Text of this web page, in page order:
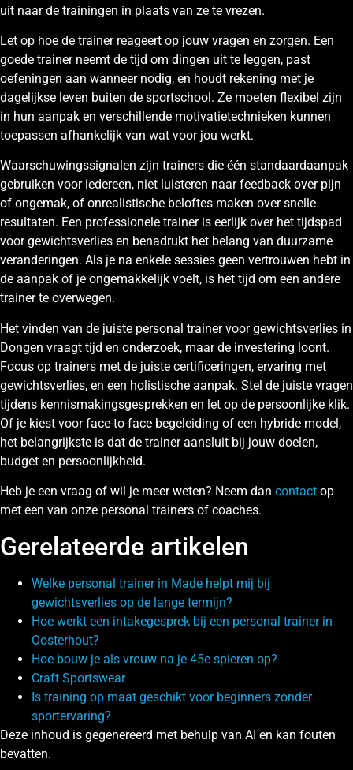
uit naar de trainingen in plaats van ze te vrezen.
Let op hoe de trainer reageert op jouw vragen en zorgen. Een
goede trainer neemt de tijd om dingen uit te leggen, past
oefeningen aan wanneer nodig, en houdt rekening met je
dagelijkse leven buiten de sportschool. Ze moeten flexibel zijn
in hun aanpak en verschillende motivatietechnieken kunnen
toepassen afhankelijk van wat voor jou werkt.
Waarschuwingssignalen zijn trainers die één standaardaanpak
gebruiken voor iedereen, niet luisteren naar feedback over pijn
of ongemak, of onrealistische beloftes maken over snelle
resultaten. Een professionele trainer is eerlijk over het tijdspad
voor gewichtsverlies en benadrukt het belang van duurzame
veranderingen. Als je na enkele sessies geen vertrouwen hebt in
de aanpak of je ongemakkelijk voelt, is het tijd om een andere
trainer te overwegen.
Het vinden van de juiste personal trainer voor gewichtsverlies in
Dongen vraagt tijd en onderzoek, maar de investering loont.
Focus op trainers met de juiste certificeringen, ervaring met
gewichtsverlies, en een holistische aanpak. Stel de juiste vragen
tijdens kennismakingsgesprekken en let op de persoonlijke klik.
Of je kiest voor face-to-face begeleiding of een hybride model,
het belangrijkste is dat de trainer aansluit bij jouw doelen,
budget en persoonlijkheid.
Heb je een vraag of wil je meer weten? Neem dan contact op
met een van onze personal trainers of coaches.
Gerelateerde artikelen
Welke personal trainer in Made helpt mij bij
gewichtsverlies op de lange termijn?
Hoe werkt een intakegesprek bij een personal trainer in
Oosterhout?
Hoe bouw je als vrouw na je 45e spieren op?
Craft Sportswear
Is training op maat geschikt voor beginners zonder
sportervaring?
Deze inhoud is gegenereerd met behulp van AI en kan fouten
bevatten.